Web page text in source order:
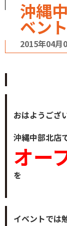
沖縄
ベン
2015年04月
おはようござ
沖縄中部北店
オー
を
イベントでは